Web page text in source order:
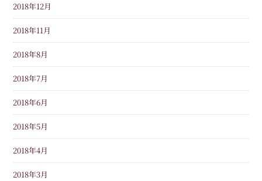
2018年12月
2018年11月
2018年8月
2018年7月
2018年6月
2018年5月
2018年4月
2018年3月